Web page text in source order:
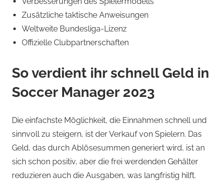
Zusätzliche taktische Anweisungen
Weltweite Bundesliga-Lizenz
Offizielle Clubpartnerschaften
So verdient ihr schnell Geld in
Soccer Manager 2023
Die einfachste Möglichkeit, die Einnahmen schnell und
sinnvoll zu steigern, ist der Verkauf von Spielern. Das
Geld, das durch Ablösesummen generiert wird, ist an
sich schon positiv, aber die frei werdenden Gehälter
reduzieren auch die Ausgaben, was langfristig hilft.